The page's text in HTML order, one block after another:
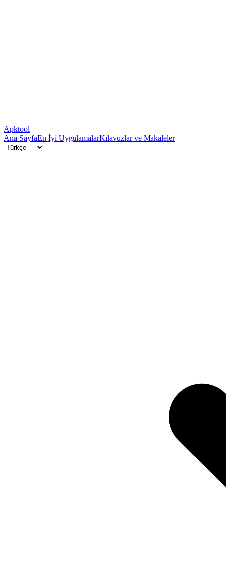
Apktool
Ana SayfaEn İyi UygulamalarKılavuzlar ve Makaleler